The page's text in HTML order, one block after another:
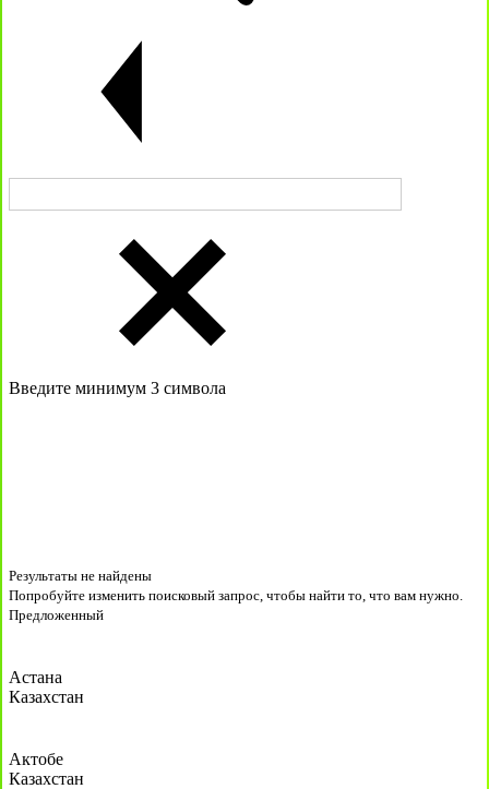
Введите минимум 3 символа
Результаты не найдены
Попробуйте изменить поисковый запрос, чтобы найти то, что вам нужно.
Предложенный
Астана
Казахстан
Актобе
Казахстан